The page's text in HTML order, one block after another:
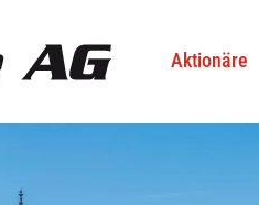
Aktionäre